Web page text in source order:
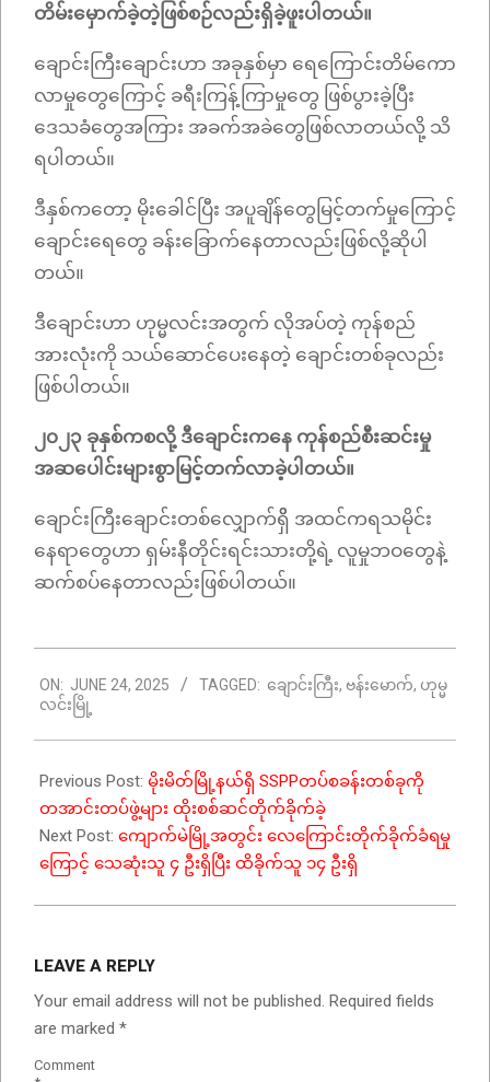
တိမ်းမှောက်ခဲ့တဲ့ဖြစ်စဉ်လည်းရှိခဲ့ဖူးပါတယ်။
ချောင်းကြီးချောင်းဟာ အခုနှစ်မှာ ရေကြောင်းတိမ်ကော
လာမှုတွေကြောင့် ခရီးကြန့်ကြာမှုတွေ ဖြစ်ပွားခဲ့ပြီး
ဒေသခံတွေအကြား အခက်အခဲတွေဖြစ်လာတယ်လို့ သိ
ရပါတယ်။
ဒီနှစ်ကတော့ မိုးခေါင်ပြီး အပူချိန်တွေမြင့်တက်မှုကြောင့်
ချောင်းရေတွေ ခန်း‌ခြောက်နေတာလည်းဖြစ်လို့ဆိုပါ
တယ်။
ဒီချောင်းဟာ ဟုမ္မလင်းအတွက် လိုအပ်တဲ့ ကုန်စည်
အားလုံးကို သယ်ဆောင်ပေးနေတဲ့ ချောင်းတစ်ခုလည်း
ဖြစ်ပါတယ်။
၂၀၂၃ ခုနှစ်ကစလို့ ဒီချောင်းကနေ ကုန်စည်စီးဆင်းမှု
အဆပေါင်းများစွာမြင့်တက်လာခဲ့ပါတယ်။
ချောင်းကြီးချောင်းတစ်လျှောက်ရှိိ အထင်ကရသမိုင်း
နေရာတွေဟာ ရှမ်းနီတိုင်းရင်းသားတို့ရဲ့ လူမှုဘဝတွေနဲ့
ဆက်စပ်နေတာလည်းဖြစ်ပါတယ်။
06-
24
ON: JUNE 24, 2025 TAGGED: ချောင်းကြီး, ဗန်းမောက်, ဟုမ္မ
လင်းမြို့
Previous Post: မိုးမိတ်မြို့နယ်ရှိ SSPPတပ်စခန်းတစ်ခုကို
တအာင်းတပ်ဖွဲ့များ ထိုးစစ်ဆင်တိုက်ခိုက်ခဲ့
Next Post: ကျောက်မဲမြို့အတွင်း လေကြောင်းတိုက်ခိုက်ခံရမှု
ကြောင့် သေဆုံးသူ ၄ ဦးရှိပြီး ထိခိုက်သူ ၁၄ ဦးရှိ
LEAVE A REPLY
Your email address will not be published. Required fields
are marked *
Comment